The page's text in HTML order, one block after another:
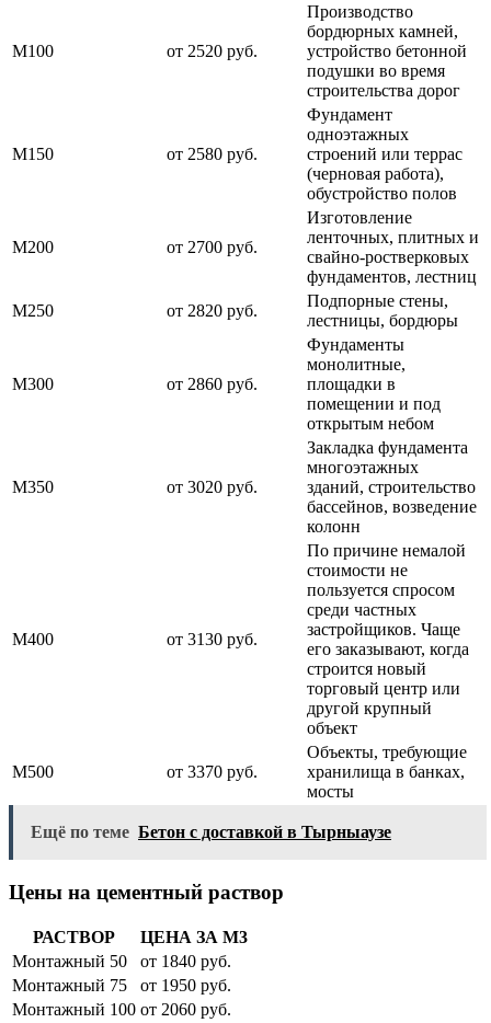
М100 от 2520 руб.
Производство
бордюрных камней,
устройство бетонной
подушки во время
строительства дорог
М150 от 2580 руб.
Фундамент
одноэтажных
строений или террас
(черновая работа),
обустройство полов
М200 от 2700 руб.
Изготовление
ленточных, плитных и
свайно-ростверковых
фундаментов, лестниц
М250
от 2820 руб.
Подпорные стены,
лестницы, бордюры
М300 от 2860 руб.
Фундаменты
монолитные,
площадки в
помещении и под
открытым небом
М350 от 3020 руб.
Закладка фундамента
многоэтажных
зданий, строительство
бассейнов, возведение
колонн
М400 от 3130 руб.
По причине немалой
стоимости не
пользуется спросом
среди частных
застройщиков. Чаще
его заказывают, когда
строится новый
торговый центр или
другой крупный
объект
М500 от 3370 руб.
Объекты, требующие
хранилища в банках,
мосты
Ещё по теме Бетон с доставкой в Тырныаузе
Цены на цементный раствор
РАСТВОР
ЦЕНА ЗА М3
Монтажный 50
от 1840 руб.
Монтажный 75
от 1950 руб.
Монтажный 100 от 2060 руб.